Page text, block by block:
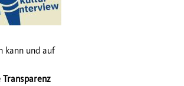
kann und auf